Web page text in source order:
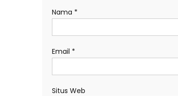
Nama *
Email *
Situs Web